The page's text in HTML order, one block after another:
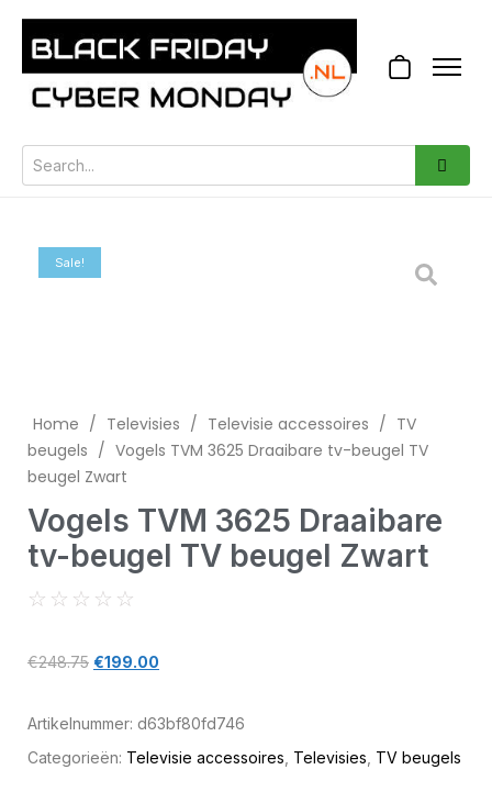
Sale!
Home / Televisies / Televisie accessoires / TV
beugels / Vogels TVM 3625 Draaibare tv-beugel TV
beugel Zwart
Vogels TVM 3625 Draaibare
tv-beugel TV beugel Zwart
☆ ☆ ☆ ☆ ☆
€248.75 €199.00
Artikelnummer: d63bf80fd746
Categorieën: Televisie accessoires Televisies TV beugels